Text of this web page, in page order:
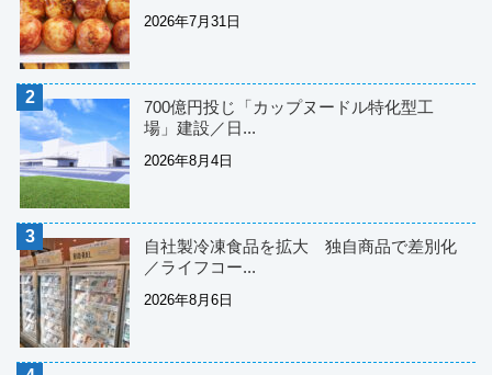
2026年7月31日
700億円投じ「カップヌードル特化型工
場」建設／日...
2026年8月4日
自社製冷凍食品を拡大 独自商品で差別化
／ライフコー...
2026年8月6日